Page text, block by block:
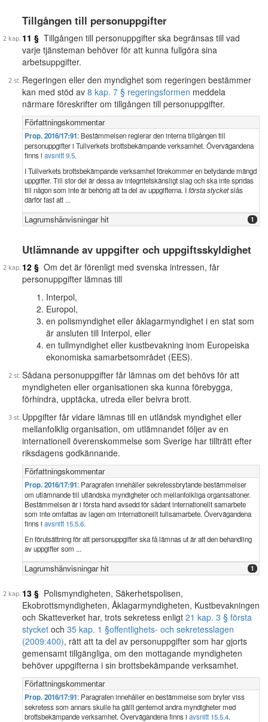
Tillgången till personuppgifter
11 § Tillgången till personuppgifter ska begränsas till vad
varje tjänsteman behöver för att kunna fullgöra sina
arbetsuppgifter.
Regeringen eller den myndighet som regeringen bestämmer
kan med stöd av 8 kap. 7 § regeringsformen meddela
närmare föreskrifter om tillgången till personuppgifter.
Författningskommentar
Prop. 2016/17:91: Bestämmelsen reglerar den interna tillgången till
personuppgifter i Tullverkets brottsbekämpande verksamhet. Övervägandena
finns i avsnitt 9.5.
I Tullverkets brottsbekämpande verksamhet förekommer en betydande mängd
uppgifter. Till stor del är dessa av integritetskänsligt slag och ska inte spridas
till någon som inte är behörig att ta del av uppgifterna. Iförsta stycketslås
därför fast att ...
Lagrumshänvisningar hit 1
Utlämnande av uppgifter och uppgiftsskyldighet
12 § Om det är förenligt med svenska intressen, får
personuppgifter lämnas till
Interpol,
Europol,
en polismyndighet eller åklagarmyndighet i en stat som
är ansluten till Interpol, eller
en tullmyndighet eller kustbevakning inom Europeiska
ekonomiska samarbetsområdet (EES).
Sådana personuppgifter får lämnas om det behövs för att
myndigheten eller organisationen ska kunna förebygga,
förhindra, upptäcka, utreda eller beivra brott.
Uppgifter får vidare lämnas till en utländsk myndighet eller
mellanfolklig organisation, om utlämnandet följer av en
internationell överenskommelse som Sverige har tillträtt efter
riksdagens godkännande.
Författningskommentar
Prop. 2016/17:91: Paragrafen innehåller sekretessbrytande bestämmelser
om utlämnande till utländska myndigheter och mellanfolkliga organisationer.
Bestämmelsen är i första hand avsedd för sådant internationellt samarbete
som inte omfattas av lagen om internationellt tullsamarbete. Övervägandena
finns i avsnitt 15.5.6.
En förutsättning för att personuppgifter ska få lämnas ut är att den behandling
av uppgifter som ...
Lagrumshänvisningar hit 1
13 § Polismyndigheten, Säkerhetspolisen,
Ekobrottsmyndigheten, Åklagarmyndigheten, Kustbevakningen
och Skatteverket har, trots sekretess enligt 21 kap. 3 § första
stycket och 35 kap. 1 §offentlighets- och sekretesslagen
(2009:400), rätt att ta del av personuppgifter som har gjorts
gemensamt tillgängliga, om den mottagande myndigheten
behöver uppgifterna i sin brottsbekämpande verksamhet.
Författningskommentar
Prop. 2016/17:91: Paragrafen innehåller en bestämmelse som bryter viss
sekretess som annars skulle ha gällt gentemot andra myndigheter med
brottsbekämpande verksamhet. Övervägandena finns i avsnitt 15.5.4.